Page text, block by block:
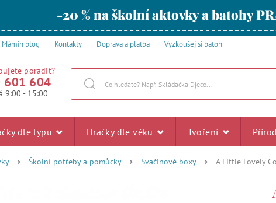
-20 % na školní aktovky a batohy
Mámin blog Kontakty Doprava a platba Vyzkoušej si batoh
poradit?
601 604
9:00 - 15:00
dle typu Hračky dle věku Tvoření
Školní potřeby a pomůcky Svačinové boxy A Little Lovely